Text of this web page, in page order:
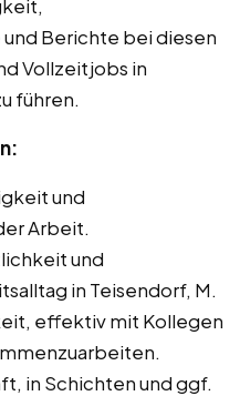
Berichte bei diesen
Vollzeitjobs in
führen.
und
Arbeit.
und
in Teisendorf, M.
effektiv mit Kollegen
in Schichten und ggf.